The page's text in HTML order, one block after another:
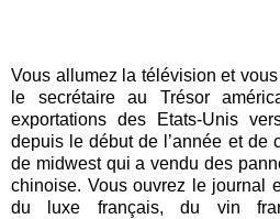
Vous allumez la télévision et
le secrétaire au Trésor
exportations des Etats-Unis
depuis le début de l’année et de
de midwest qui a vendu des
chinoise. Vous ouvrez le journal
du luxe français, du vin